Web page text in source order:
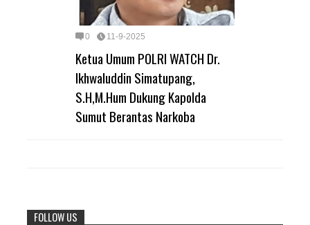
0 11-9-2025
Ketua Umum POLRI WATCH Dr.
Ikhwaluddin Simatupang,
S.H,M.Hum Dukung Kapolda
Sumut Berantas Narkoba
FOLLOW US